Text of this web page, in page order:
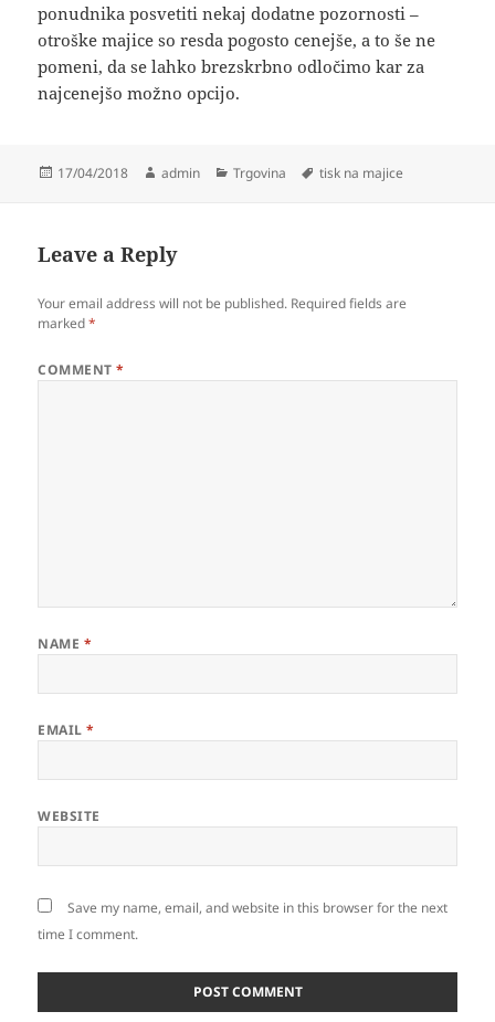
ponudnika posvetiti nekaj dodatne pozornosti –
otroške majice so resda pogosto cenejše, a to še ne
pomeni, da se lahko brezskrbno odločimo kar za
najcenejšo možno opcijo.
Posted
17/04/2018 Author
admin Categories
Trgovina Tags
tisk na majice
Leave a Reply
Your email address will not be published. Required fields are
marked*
COMMENT*
NAME *
EMAIL*
WEBSITE
Save my name, email, and website in this browser for the next
time I comment.